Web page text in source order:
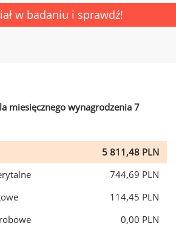
w badaniu i sprawdź!
miesięcznego wynagrodzenia 7
5 811,48 PLN
744,69 PLN
114,45 PLN
0,00 PLN